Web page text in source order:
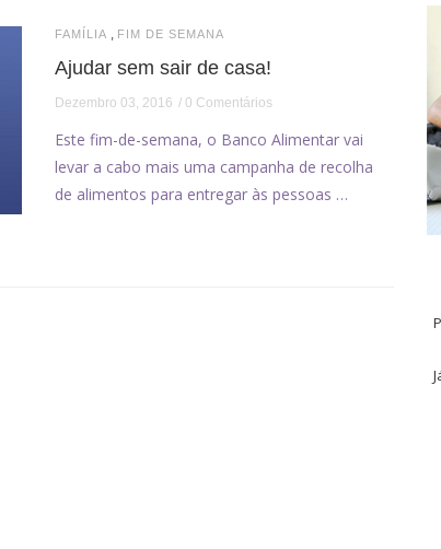
FAMÍLIA FIM DE SEMANA
Ajudar sem sair de casa!
Dezembro 03, 2016 0 Comentários
Este fim-de-semana, o Banco Alimentar vai
levar a cabo mais uma campanha de recolha
de alimentos para entregar às pessoas …